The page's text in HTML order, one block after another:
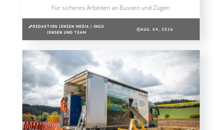
Für sicheres Arbeiten an Bussen und Zügen
REDAKTION JENSEN MEDIA | INGO
JENSEN UND TEAM
AUG. 04, 2026